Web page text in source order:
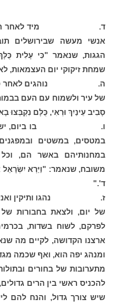
ד. מיד לאחר תפילת
אנשי מעשה שבירושלים
הגגות, שנאמר "כִּי עָלִית
שמחת זיקוקי יום העצמאות,
ה. נוהגים לאחר
של עיר ולשמוח עם העם
סָבִיב עֵינַיִךְ וּרְאִי, כֻּלָּם נִקְבְּצוּ
ו. בו ביום, יש לצאת
במטסים, במשטים
במחנותיהם באשר הם,
משובח, שנאמר: "וַיַּרְא יִשְׂרָאֵל
ד'."
ז. נהגו ותיקין ואנשי
של יום, ולצאת בחבורות של
לפרקם, לשוח בשדות,
ארצנו הקדושה, לקיים מה
ומנהג יפה הוא, ואף שכמה
מתערובות של בחורים
להכניס ראשי בין הרים
שיש צורך גדול, והנח להם